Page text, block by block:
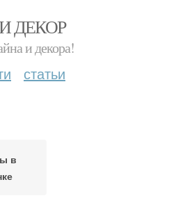
ДЕКОР
и декора!
статьи
в